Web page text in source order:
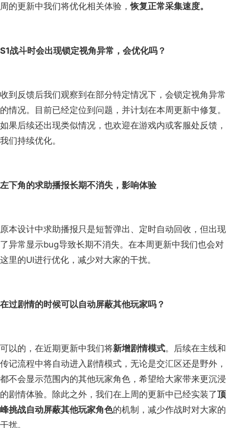
周的更新中我们将优化相关体验，恢复正常采集速度。
S1战斗时会出现锁定视角异常，会优化吗？
收到反馈后我们观察到在部分特定情况下，会锁定视角异常
的情况。目前已经定位到问题，并计划在本周更新中修复。
如果后续还出现类似情况，也欢迎在游戏内或客服处反馈，
我们持续优化。
左下角的求助播报长期不消失，影响体验
原本设计中求助播报只是短暂弹出、定时自动回收，但出现
了异常显示bug导致长期不消失。在本周更新中我们也会对
这里的UI进行优化，减少对大家的干扰。
在过剧情的时候可以自动屏蔽其他玩家吗？
可以的，在近期更新中我们将新增剧情模式。后续在主线和
传记流程中将自动进入剧情模式，无论是交汇区还是野外，
都不会显示范围内的其他玩家角色，希望给大家带来更沉浸
的剧情体验。除此之外，我们在上周的更新中已经实装了顶
峰挑战自动屏蔽其他玩家角色的机制，减少作战时对大家的
干扰。